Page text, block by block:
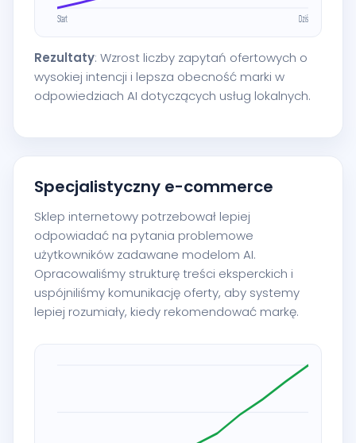
Rezultaty: Wzrost liczby zapytań ofertowych o
wysokiej intencji i lepsza obecność marki w
odpowiedziach AI dotyczących usług lokalnych.
Specjalistyczny e-commerce
Sklep internetowy potrzebował lepiej
odpowiadać na pytania problemowe
użytkowników zadawane modelom AI.
Opracowaliśmy strukturę treści eksperckich i
uspójniliśmy komunikację oferty, aby systemy
lepiej rozumiały, kiedy rekomendować markę.